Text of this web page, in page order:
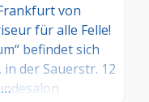
von
für alle Felle!
befindet sich
der Sauerstr. 12